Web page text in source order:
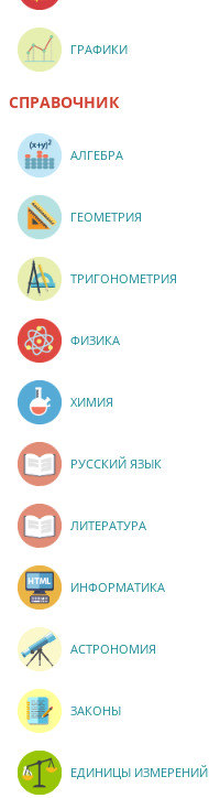
ГРАФИКИ
СПРАВОЧНИК
АЛГЕБРА
ГЕОМЕТРИЯ
ТРИГОНОМЕТРИЯ
ФИЗИКА
ХИМИЯ
РУССКИЙ ЯЗЫК
ЛИТЕРАТУРА
ИНФОРМАТИКА
АСТРОНОМИЯ
ЗАКОНЫ
ЕДИНИЦЫ ИЗМЕРЕНИЙ